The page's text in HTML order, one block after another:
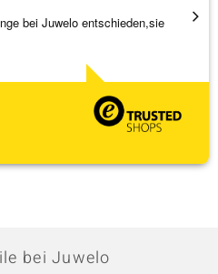
bei Juwelo entschieden,sie
bei Juwelo